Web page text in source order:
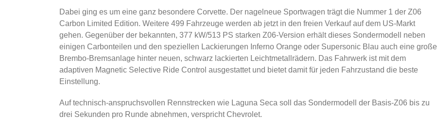
Dabei ging es um eine ganz besondere Corvette. Der nagelneue Sportwagen trägt die Nummer 1 der Z06
Carbon Limited Edition. Weitere 499 Fahrzeuge werden ab jetzt in den freien Verkauf auf dem US-Markt
gehen. Gegenüber der bekannten, 377 kW/513 PS starken Z06-Version erhält dieses Sondermodell neben
einigen Carbonteilen und den speziellen Lackierungen Inferno Orange oder Supersonic Blau auch eine große
Brembo-Bremsanlage hinter neuen, schwarz lackierten Leichtmetallrädern. Das Fahrwerk ist mit dem
adaptiven Magnetic Selective Ride Control ausgestattet und bietet damit für jeden Fahrzustand die beste
Einstellung.
Auf technisch-anspruchsvollen Rennstrecken wie Laguna Seca soll das Sondermodell der Basis-Z06 bis zu
drei Sekunden pro Runde abnehmen, verspricht Chevrolet.